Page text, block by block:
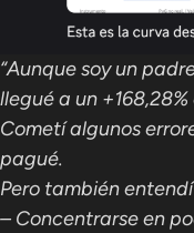
“Aunque soy un
llegué a un +168,28%
Cometí algunos
pagué.
Pero también
– Concentrarse en